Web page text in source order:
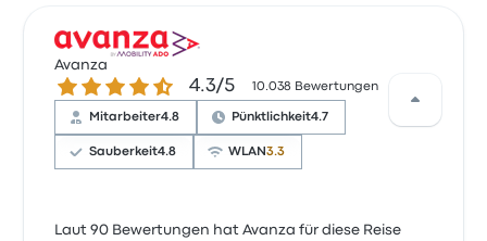
Avanza
4.3 von 5 Sternen4.3/5 10.038 Bewertungen
Mitarbeiter4.8 Pünktlichkeit4.7
Sauberkeit4.8 WLAN3.3
Laut 90 Bewertungen hat Avanza für diese Reise